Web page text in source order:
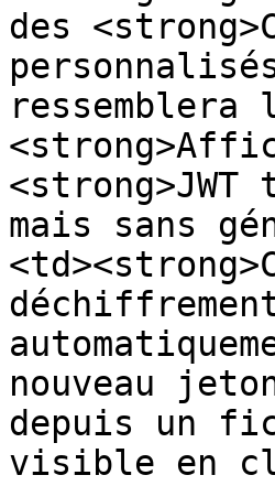
des
ressemblera
mais sans
nouveau
depuis un
visible en